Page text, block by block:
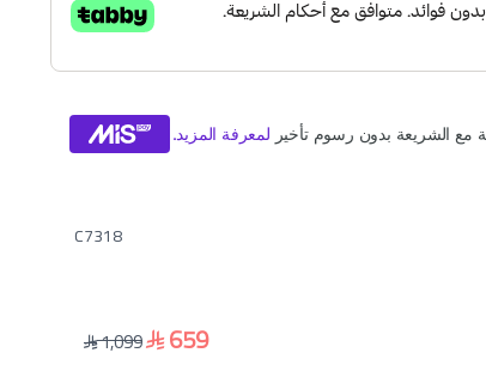
C7318
659
1,099